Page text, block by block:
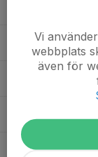
Noah
Oskar
Sigge
Yasir
Vi
webbplats
även för